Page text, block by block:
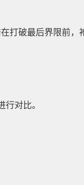
打破最后界限前，
对比。